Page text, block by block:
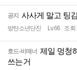
공지 사사게 말고 팅
방탄소년단진 Lv.66 조회
호드-비매너 제일 멍청
쓰는거